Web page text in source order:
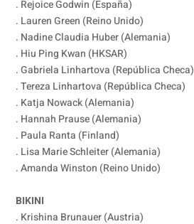
. Rejoice Godwin (España)
. Lauren Green (Reino Unido)
. Nadine Claudia Huber (Alemania)
. Hiu Ping Kwan (HKSAR)
. Gabriela Linhartova (República Checa)
. Tereza Linhartova (República Checa)
. Katja Nowack (Alemania)
. Hannah Prause (Alemania)
. Paula Ranta (Finland)
. Lisa Marie Schleiter (Alemania)
. Amanda Winston (Reino Unido)
BIKINI
. Krishina Brunauer (Austria)